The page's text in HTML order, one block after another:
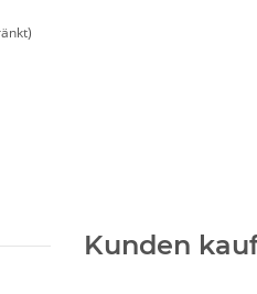
Kunden